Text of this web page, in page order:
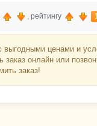
, рейтингу
ценами и
онлайн или
заказ!